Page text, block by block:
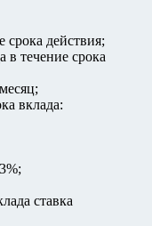
срока действия;
в течение срока
вклада:
ставка